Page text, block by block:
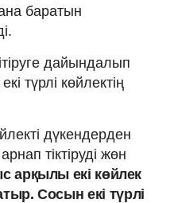
баратын
дайындалып
түрлі көйлектің
дүкендерден
тіктіруді жөн
арқылы екі көйлек
Сосын екі түрлі